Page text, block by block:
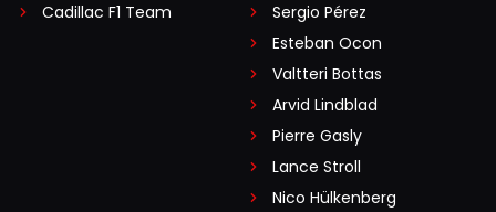
Cadillac F1 Team
Sergio Pérez
Esteban Ocon
Valtteri Bottas
Arvid Lindblad
Pierre Gasly
Lance Stroll
Nico Hülkenberg